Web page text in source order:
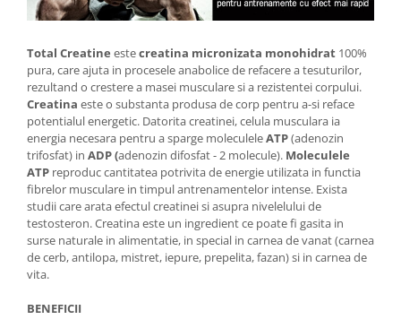
Total Creatine estecreatina micronizata monohidrat 100%
pura, care ajuta in procesele anabolice de refacere a tesuturilor,
rezultand o crestere a masei musculare si a rezistentei corpului.
Creatina este o substanta produsa de corp pentru a-si reface
potentialul energetic. Datorita creatinei, celula musculara ia
energia necesara pentru a sparge moleculeleATP(adenozin
trifosfat) in ADP (adenozin difosfat - 2 molecule). Moleculele
ATP reproduc cantitatea potrivita de energie utilizata in functia
fibrelor musculare in timpul antrenamentelor intense. Exista
studii care arata efectul creatinei si asupra nivelelului de
testosteron. Creatina este un ingredient ce poate fi gasita in
surse naturale in alimentatie, in special in carnea de vanat (carnea
de cerb, antilopa, mistret, iepure, prepelita, fazan) si in carnea de
vita.
BENEFICII